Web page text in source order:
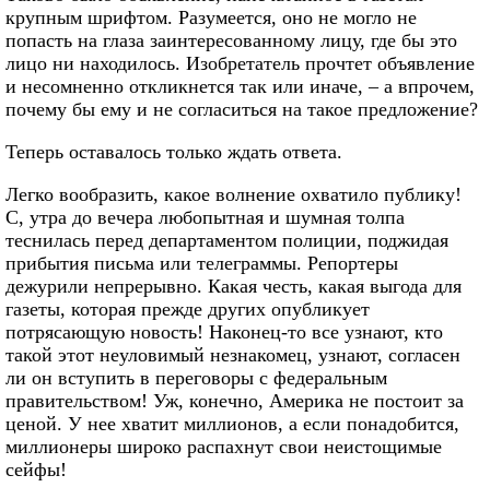
крупным шрифтом. Разумеется, оно не могло не
попасть на глаза заинтересованному лицу, где бы это
лицо ни находилось. Изобретатель прочтет объявление
и несомненно откликнется так или иначе, – а впрочем,
почему бы ему и не согласиться на такое предложение?
Теперь оставалось только ждать ответа.
Легко вообразить, какое волнение охватило публику!
С, утра до вечера любопытная и шумная толпа
теснилась перед департаментом полиции, поджидая
прибытия письма или телеграммы. Репортеры
дежурили непрерывно. Какая честь, какая выгода для
газеты, которая прежде других опубликует
потрясающую новость! Наконец-то все узнают, кто
такой этот неуловимый незнакомец, узнают, согласен
ли он вступить в переговоры с федеральным
правительством! Уж, конечно, Америка не постоит за
ценой. У нее хватит миллионов, а если понадобится,
миллионеры широко распахнут свои неистощимые
сейфы!